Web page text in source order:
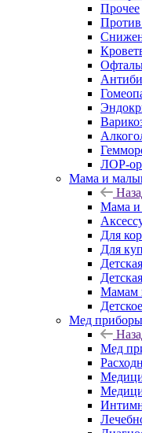
Прочее
Против
ЛОР-
Мама и
Мама
Для
Для
Мамам
Мед
Мед